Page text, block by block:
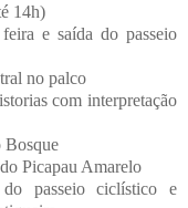
14h)
e saída do passeio
no palco
com interpretação
Bosque
Picapau Amarelo
passeio ciclístico e